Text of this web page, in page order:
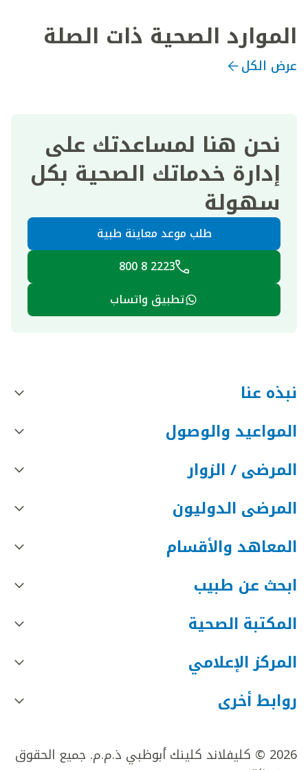
الموارد الصحية ذات الصلة
عرض الكل
نحن هنا لمساعدتك على
إدارة خدماتك الصحية بكل
سهولة
طلب موعد معاينة طبية
2223 8 800
تطبيق واتساب
نبذه عنا
المواعيد والوصول
المرضى / الزوار
المرضى الدوليون
المعاهد والأقسام
ابحث عن طبيب
المكتبة الصحية
المركز الإعلامي
روابط أخرى
2026 © كليفلاند كلينك أبوظبي ذ.م.م. جميع الحقوق